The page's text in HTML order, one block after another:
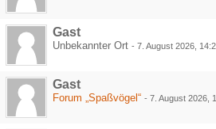
Gast
Unbekannter Ort - 7. August 2026,
Gast
Forum „Spaßvögel“ - 7. August 2026,